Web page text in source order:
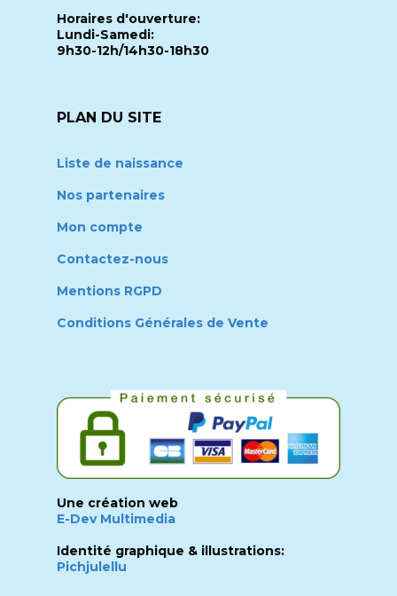
Horaires d'ouverture:
Lundi-Samedi:
9h30-12h/14h30-18h30
PLAN DU SITE
Liste de naissance
Nos partenaires
Mon compte
Contactez-nous
Mentions RGPD
Conditions Générales de Vente
Une création web
E-Dev Multimedia
Identité graphique & illustrations:
Pichjulellu